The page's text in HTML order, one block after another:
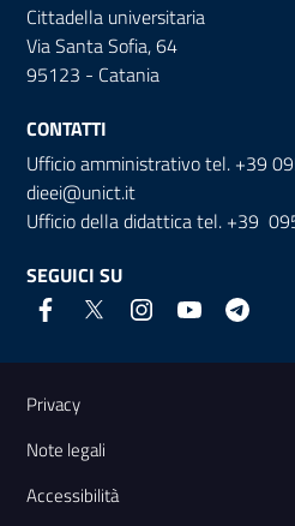
Cittadella universitaria
Via Santa Sofia, 64
95123 - Catania
CONTATTI
Ufficio amministrativo tel. +39
dieei@unict.it
Ufficio della didattica tel. +39
SEGUICI SU
Link e informazioni
Privacy
Note legali
Accessibilità